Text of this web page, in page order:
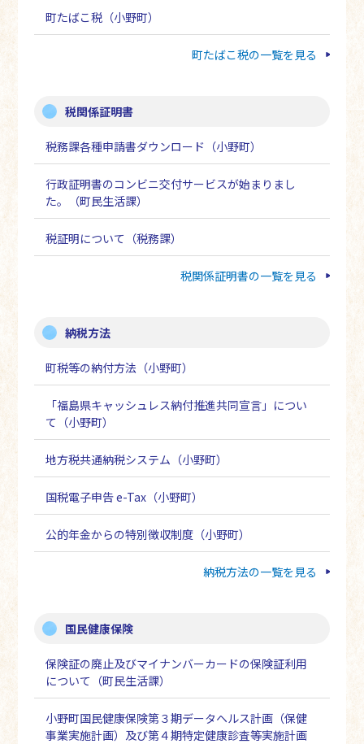
町たばこ税（小野町）
町たばこ税の一覧を見る
税関係証明書
税務課各種申請書ダウンロード（小野町）
行政証明書のコンビニ交付サービスが始まりまし
た。（町民生活課）
税証明について（税務課）
税関係証明書の一覧を見る
納税方法
町税等の納付方法（小野町）
「福島県キャッシュレス納付推進共同宣言」につい
て（小野町）
地方税共通納税システム（小野町）
国税電子申告 e-Tax（小野町）
公的年金からの特別徴収制度（小野町）
納税方法の一覧を見る
国民健康保険
保険証の廃止及びマイナンバーカードの保険証利用
について（町民生活課）
小野町国民健康保険第３期データヘルス計画（保健
事業実施計画）及び第４期特定健康診査等実施計画